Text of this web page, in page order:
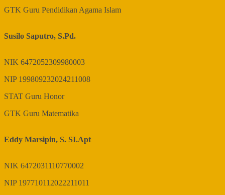
GTK Guru Pendidikan Agama Islam
Susilo Saputro, S.Pd.
NIK 6472052309980003
NIP 199809232024211008
STAT Guru Honor
GTK Guru Matematika
Eddy Marsipin, S. SI.Apt
NIK 6472031110770002
NIP 197710112022211011